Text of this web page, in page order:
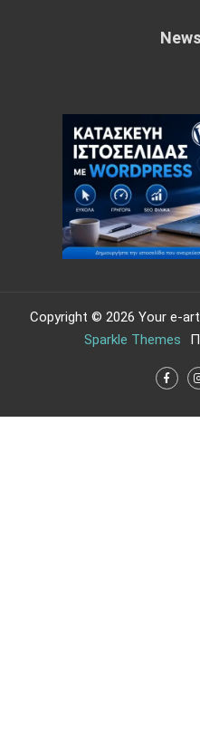
Copyright © 2026 Your e-
Sparkle Themes